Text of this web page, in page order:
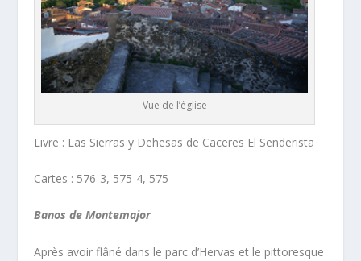
Vue de l’église
Livre : Las Sierras y Dehesas de Caceres El Senderista
Cartes : 576-3, 575-4, 575
Banos de Montemajor
Après avoir flâné dans le parc d’Hervas et le pittoresque